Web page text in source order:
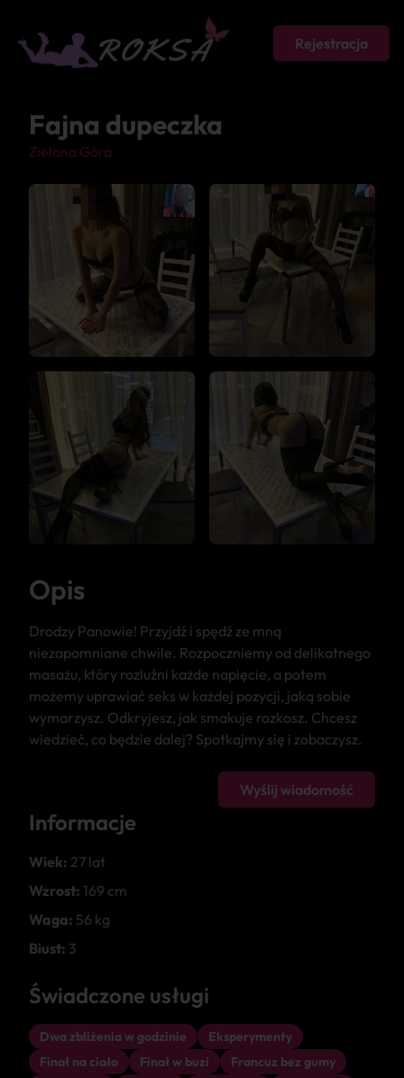
Rejestracja
Fajna dupeczka
Zielona Góra
Opis
Drodzy Panowie! Przyjdź i spędź ze mną
niezapomniane chwile. Rozpoczniemy od delikatnego
masażu, który rozluźni każde napięcie, a potem
możemy uprawiać seks w każdej pozycji, jaką sobie
wymarzysz. Odkryjesz, jak smakuje rozkosz. Chcesz
wiedzieć, co będzie dalej? Spotkajmy się i zobaczysz.
Wyślij wiadomość
Informacje
Wiek: 27 lat
Wzrost: 169 cm
Waga: 56 kg
Biust: 3
Świadczone usługi
Dwa zbliżenia w godzinie
Eksperymenty
Finał na ciało
Finał w buzi
Francuz bez gumy